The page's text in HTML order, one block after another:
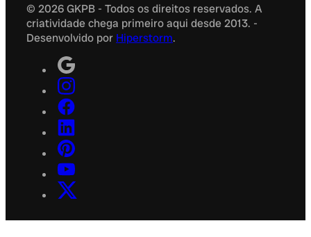
© 2026 GKPB - Todos os direitos reservados. A
criatividade chega primeiro aqui desde 2013. -
Desenvolvido por Hiperstorm.